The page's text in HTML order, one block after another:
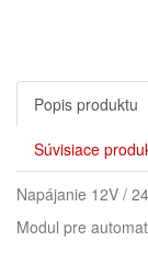
Popis produktu
Súvisiace
Napájanie 12V /
Modul pre